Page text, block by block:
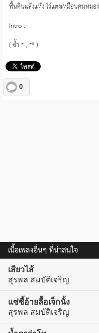
พื้นดินแล้งแห้ง ไร่แตงเหมือนคนหมอ
Intro :
( ซ้ำ * , ** )
0
เนื้อเพลงอื่นๆ ที่น่าสนใจ
เสียวไส้
สุรพล สมบัติเจริญ
แซ่ซี้อ้ายลื้อเจ็กนั้ง
สุรพล สมบัติเจริญ